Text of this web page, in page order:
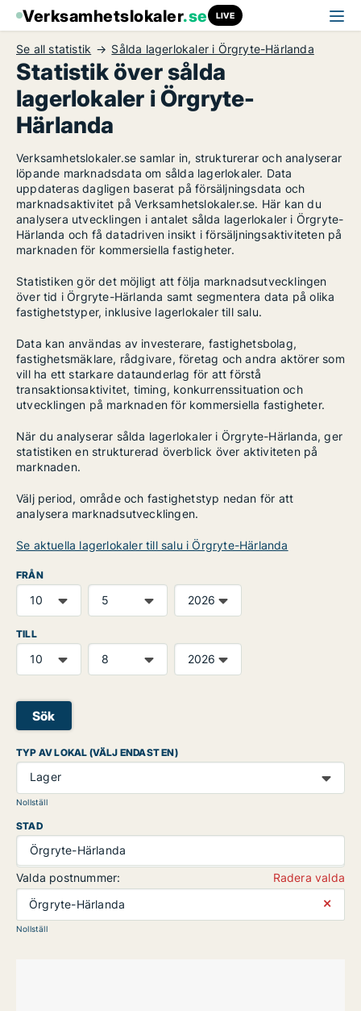
Verksamhetslokaler.se LIVE
Se all statistik Sålda lagerlokaler i Örgryte-Härlanda
Statistik över sålda
lagerlokaler i Örgryte-
Härlanda
Verksamhetslokaler.se samlar in, strukturerar och analyserar
löpande marknadsdata om sålda lagerlokaler. Data
uppdateras dagligen baserat på försäljningsdata och
marknadsaktivitet på Verksamhetslokaler.se. Här kan du
analysera utvecklingen i antalet sålda lagerlokaler i Örgryte-
Härlanda och få datadriven insikt i försäljningsaktiviteten på
marknaden för kommersiella fastigheter.
Statistiken gör det möjligt att följa marknadsutvecklingen
över tid i Örgryte-Härlanda samt segmentera data på olika
fastighetstyper, inklusive lagerlokaler till salu.
Data kan användas av investerare, fastighetsbolag,
fastighetsmäklare, rådgivare, företag och andra aktörer som
vill ha ett starkare dataunderlag för att förstå
transaktionsaktivitet, timing, konkurrenssituation och
utvecklingen på marknaden för kommersiella fastigheter.
När du analyserar sålda lagerlokaler i Örgryte-Härlanda, ger
statistiken en strukturerad överblick över aktiviteten på
marknaden.
Välj period, område och fastighetstyp nedan för att
analysera marknadsutvecklingen.
Se aktuella lagerlokaler till salu i Örgryte-Härlanda
FRÅN
TILL
Sök
TYP AV LOKAL (VÄLJ ENDAST EN)
Lager
Nollställ
STAD
Örgryte-Härlanda
Valda postnummer:
Radera valda
Örgryte-Härlanda
⨯
Nollställ